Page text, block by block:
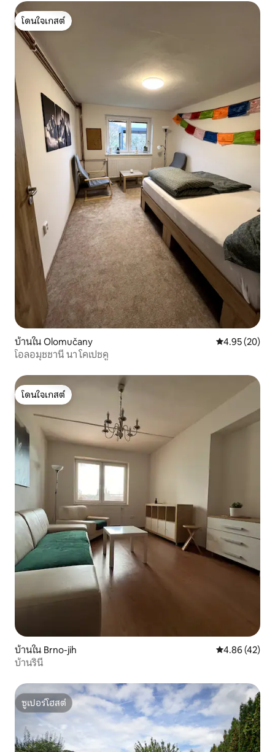
โดนใจเกสต์
โดนใจเกสต์
บ้านใน Olomučany คะแนนเฉลี่ย
4.95 (20)
โอลอมุชชานี นา โคเปชคู
โดนใจเกสต์
โดนใจเกสต์
บ้านใน Brno-jih คะแนนเฉลี่ย
4.86 (42)
บ้านรินี
ซูเปอร์โฮสต์
ซูเปอร์โฮสต์